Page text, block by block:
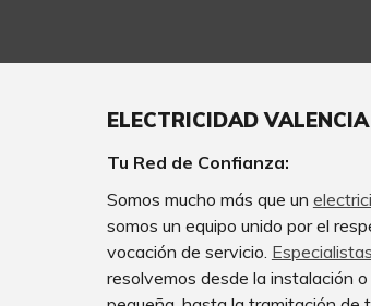
ELECTRICIDADVALENCIA
Tu Red de Confianza:
Somos mucho más que un
somos un equipo unido por el
vocación de servicio.
resolvemos desde la instalación